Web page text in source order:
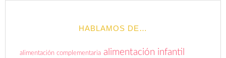
HABLAMOS DE…
alimentación complementaria alimentación infantil